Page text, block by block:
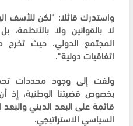
واستدرك قائلا: "لكن للأسف
لا بالقوانين ولا
المجتمع الدولي، حيث تخرج
اتفاقيات دولية".
ولفت إلى وجود محددات
بخصوص قضيتنا الوطنية، إذ
قائمة على البعد الديني
السياسي الاستراتيجي.